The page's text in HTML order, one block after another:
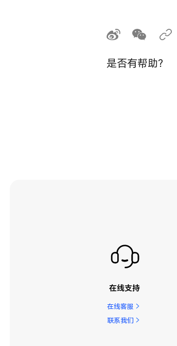
是否有帮助？
在线支持
在线客服
联系我们